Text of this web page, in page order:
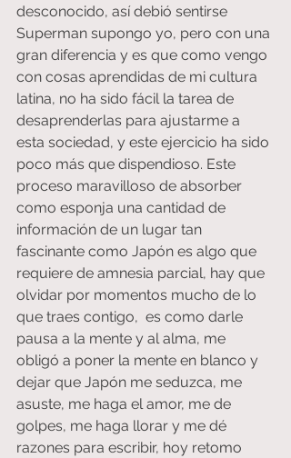
desconocido, así debió sentirse
Superman supongo yo, pero con una
gran diferencia y es que como vengo
con cosas aprendidas de mi cultura
latina, no ha sido fácil la tarea de
desaprenderlas para ajustarme a
esta sociedad, y este ejercicio ha sido
poco más que dispendioso. Este
proceso maravilloso de absorber
como esponja una cantidad de
información de un lugar tan
fascinante como Japón es algo que
requiere de amnesia parcial, hay que
olvidar por momentos mucho de lo
que traes contigo,  es como darle
pausa a la mente y al alma, me
obligó a poner la mente en blanco y
dejar que Japón me seduzca, me
asuste, me haga el amor, me de
golpes, me haga llorar y me dé
razones para escribir, hoy retomo